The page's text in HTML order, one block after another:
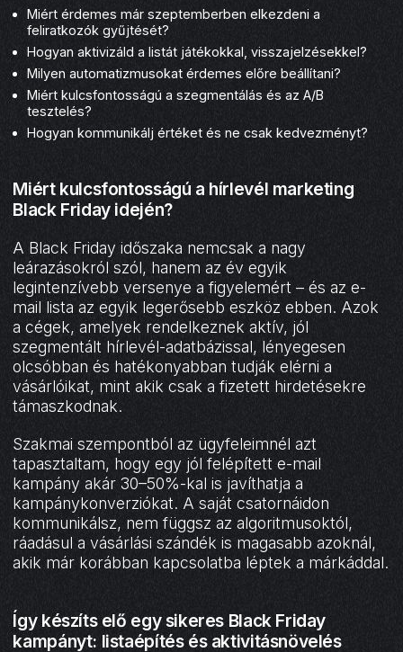
Miért érdemes már szeptemberben elkezdeni a
feliratkozók gyűjtését?
Hogyan aktivizáld a listát játékokkal, visszajelzésekkel?
Milyen automatizmusokat érdemes előre beállítani?
Miért kulcsfontosságú a szegmentálás és az A/B
tesztelés?
Hogyan kommunikálj értéket és ne csak kedvezményt?
Miért kulcsfontosságú a hírlevél marketing
Black Friday idején?
A Black Friday időszaka nemcsak a nagy
leárazásokról szól, hanem az év egyik
legintenzívebb versenye a figyelemért – és az e-
mail lista az egyik legerősebb eszköz ebben. Azok
a cégek, amelyek rendelkeznek aktív, jól
szegmentált hírlevél-adatbázissal, lényegesen
olcsóbban és hatékonyabban tudják elérni a
vásárlóikat, mint akik csak a fizetett hirdetésekre
támaszkodnak.
Szakmai szempontból az ügyfeleimnél azt
tapasztaltam, hogy egy jól felépített e-mail
kampány akár 30–50%-kal is javíthatja a
kampánykonverziókat. A saját csatornáidon
kommunikálsz, nem függsz az algoritmusoktól,
ráadásul a vásárlási szándék is magasabb azoknál,
akik már korábban kapcsolatba léptek a márkáddal.
Így készíts elő egy sikeres Black Friday
kampányt: listaépítés és aktivitásnövelés